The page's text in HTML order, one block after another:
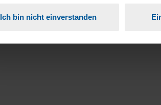
Ich bin nicht einverstanden